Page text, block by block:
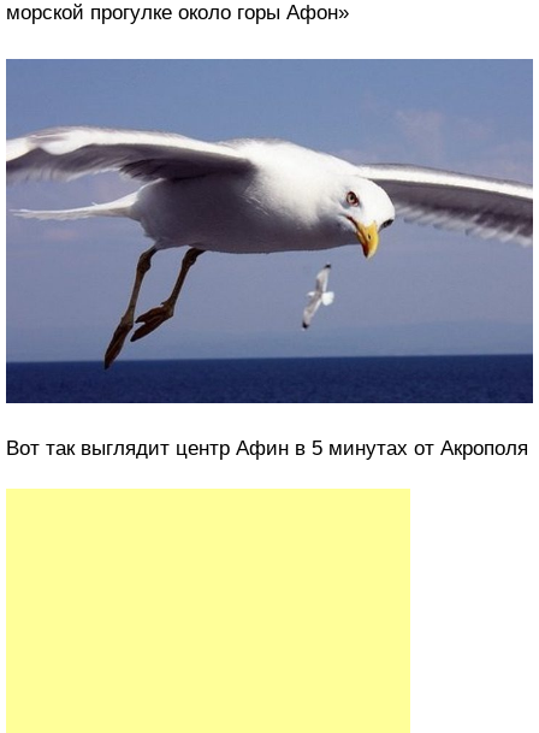
морской прогулке около горы Афон»
Вот так выглядит центр Афин в 5 минутах от Акрополя